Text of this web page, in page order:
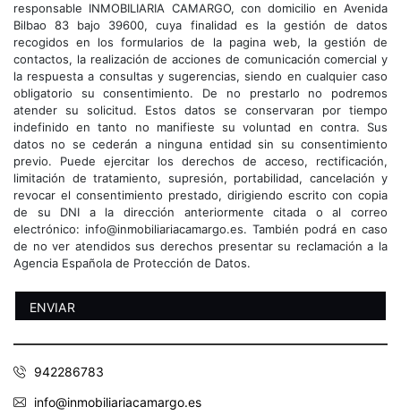
responsable INMOBILIARIA CAMARGO, con domicilio en Avenida
Bilbao 83 bajo 39600, cuya finalidad es la gestión de datos
recogidos en los formularios de la pagina web, la gestión de
contactos, la realización de acciones de comunicación comercial y
la respuesta a consultas y sugerencias, siendo en cualquier caso
obligatorio su consentimiento. De no prestarlo no podremos
atender su solicitud. Estos datos se conservaran por tiempo
indefinido en tanto no manifieste su voluntad en contra. Sus
datos no se cederán a ninguna entidad sin su consentimiento
previo. Puede ejercitar los derechos de acceso, rectificación,
limitación de tratamiento, supresión, portabilidad, cancelación y
revocar el consentimiento prestado, dirigiendo escrito con copia
de su DNI a la dirección anteriormente citada o al correo
electrónico: info@inmobiliariacamargo.es. También podrá en caso
de no ver atendidos sus derechos presentar su reclamación a la
Agencia Española de Protección de Datos.
942286783
info@inmobiliariacamargo.es